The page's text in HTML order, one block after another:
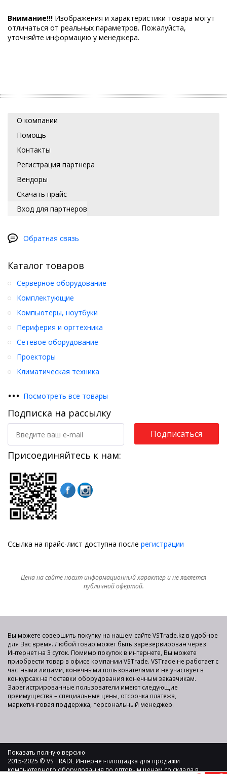
Внимание!!! Изображения и характеристики товара могут
отличаться от реальных параметров. Пожалуйста,
уточняйте информацию у менеджера.
О компании
Помощь
Контакты
Регистрация партнера
Вендоры
Скачать прайс
Вход для партнеров
Обратная связь
Каталог товаров
Серверное оборудование
Комплектующие
Компьютеры, ноутбуки
Периферия и оргтехника
Сетевое оборудование
Проекторы
Климатическая техника
••• Посмотреть все товары
Подписка на рассылку
Подписаться
Присоединяйтесь к нам:
Ссылка на прайс-лист доступна после регистрации
Цена на сайте носит информационный характер и не является
публичной офертой.
Вы можете совершить покупку на нашем сайте VSTrade.kz в удобное
для Вас время. Любой товар может быть зарезервирован через
Интернет на 3 суток. Помимо покупок в интернете, Вы можете
приобрести товар в офисе компании VSTrade. VSTrade не работает с
частными лицами, конечными пользователями и не участвует в
конкурсах на поставки оборудования конечным заказчикам.
Зарегистрированные пользователи имеют следующие
преимущества – специальные цены, отсрочка платежа,
маркетинговая поддержка, персональный менеджер.
Показать полную версию
2015-2025 © VS TRADE Интернет-площадка для продажи
компьютерного оборудования по оптовым ценам со склада в